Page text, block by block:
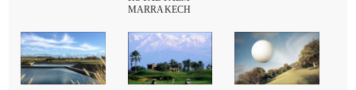
MARRAKECH